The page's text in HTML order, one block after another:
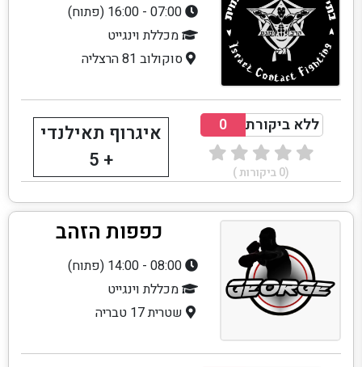
07:00 - 16:00 (פתוח)
מכללת וינגייט
סוקולוב 81 הרצליה
ללא ביקורת 0
(
0ביקורות )
איגרוף תאילנדי
+ 5
כפפות הזהב
08:00 - 14:00 (פתוח)
מכללת וינגייט
שטרית 17 טבריה